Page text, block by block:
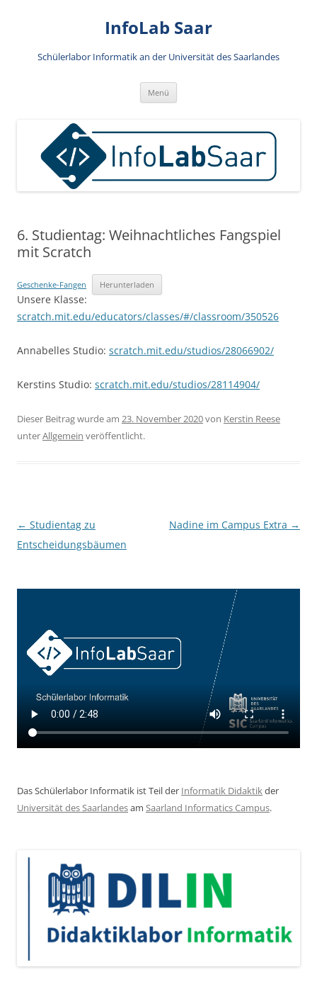
InfoLab Saar
Schülerlabor Informatik an der Universität des Saarlandes
Menü
6. Studientag: Weihnachtliches Fangspiel
mit Scratch
Geschenke-Fangen Herunterladen
Unsere Klasse:
scratch.mit.edu/educators/classes/#/classroom/350526
Annabelles Studio: scratch.mit.edu/studios/28066902/
Kerstins Studio: scratch.mit.edu/studios/28114904/
Dieser Beitrag wurde am 23. November 2020von Kerstin Reese
unterAllgemein veröffentlicht.
Beitragsnavigation
← Studientag zu
Entscheidungsbäumen
Nadine im Campus Extra →
Das Schülerlabor Informatik ist Teil der Informatik Didaktikder
Universität des Saarlandesam Saarland Informatics Campus.